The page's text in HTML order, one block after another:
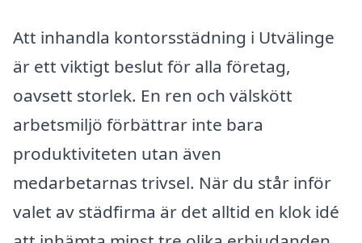
Att inhandla kontorsstädning i Utvälinge
är ett viktigt beslut för alla företag,
oavsett storlek. En ren och välskött
arbetsmiljö förbättrar inte bara
produktiviteten utan även
medarbetarnas trivsel. När du står inför
valet av städfirma är det alltid en klok idé